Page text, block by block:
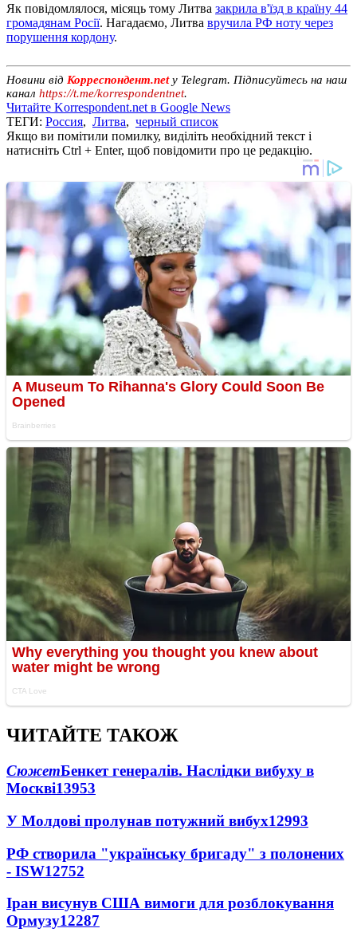
Як повідомлялося, місяць тому Литва закрила в'їзд в країну 44
громадянам Росії. Нагадаємо, Литва вручила РФ ноту через
порушення кордону.
Новини від Корреспондент.netу Telegram. Підписуйтесь на наш
канал https://t.me/korrespondentnet.
Читайте Korrespondent.net в Google News
ТЕГИ: Россия, Литва, черный список
Якщо ви помітили помилку, виділіть необхідний текст і
натисніть Ctrl + Enter, щоб повідомити про це редакцію.
ЧИТАЙТЕ ТАКОЖ
СюжетБенкет генералів. Наслідки вибуху в
Москві13953
У Молдові пролунав потужний вибух12993
РФ створила "українську бригаду" з полонених
- ISW12752
Іран висунув США вимоги для розблокування
Ормузу12287